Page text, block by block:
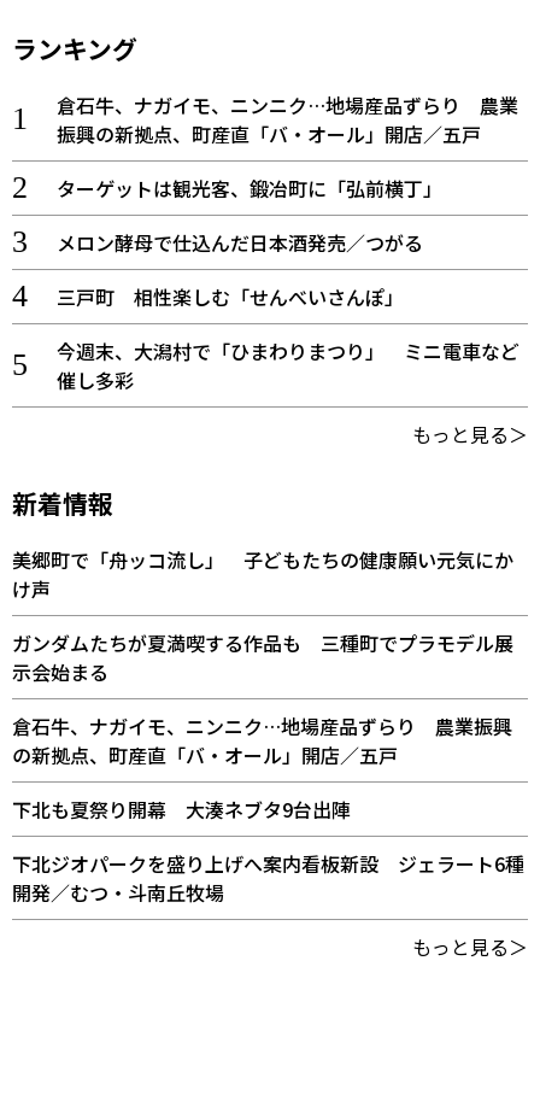
ランキング
倉石牛、ナガイモ、ニンニク…地場産品ずらり 農業
振興の新拠点、町産直「バ・オール」開店／五戸
ターゲットは観光客、鍛冶町に「弘前横丁」
メロン酵母で仕込んだ日本酒発売／つがる
三戸町 相性楽しむ「せんべいさんぽ」
今週末、大潟村で「ひまわりまつり」 ミニ電車など
催し多彩
もっと見る＞
新着情報
美郷町で「舟ッコ流し」 子どもたちの健康願い元気にか
け声
ガンダムたちが夏満喫する作品も 三種町でプラモデル展
示会始まる
倉石牛、ナガイモ、ニンニク…地場産品ずらり 農業振興
の新拠点、町産直「バ・オール」開店／五戸
下北も夏祭り開幕 大湊ネブタ9台出陣
下北ジオパークを盛り上げへ案内看板新設 ジェラート6種
開発／むつ・斗南丘牧場
もっと見る＞